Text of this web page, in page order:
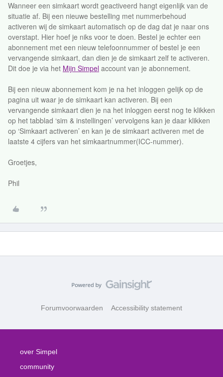
Wanneer een simkaart wordt geactiveerd hangt eigenlijk van de
situatie af. Bij een nieuwe bestelling met nummerbehoud
activeren wij de simkaart automatisch op de dag dat je naar ons
overstapt. Hier hoef je niks voor te doen. Bestel je echter een
abonnement met een nieuw telefoonnummer of bestel je een
vervangende simkaart, dan dien je de simkaart zelf te activeren.
Dit doe je via het Mijn Simpel account van je abonnement.
Bij een nieuw abonnement kom je na het inloggen gelijk op de
pagina uit waar je de simkaart kan activeren. Bij een
vervangende simkaart dien je na het inloggen eerst nog te klikken
op het tabblad ‘sim & instellingen’ vervolgens kan je daar klikken
op ‘Simkaart activeren’ en kan je de simkaart activeren met de
laatste 4 cijfers van het simkaartnummer(ICC-nummer).
Groetjes,
Phil
Forumvoorwaarden Accessibility statement
over Simpel
community